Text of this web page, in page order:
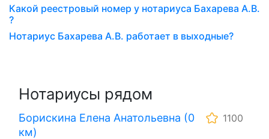
Какой реестровый номер у нотариуса Бахарева А.В.
?
Нотариус Бахарева А.В. работает в выходные?
Нотариусы рядом
Борискина Елена Анатольевна (0
км)
1100